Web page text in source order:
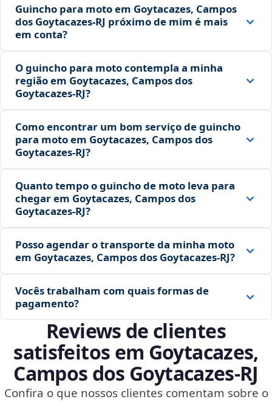
Guincho para moto em Goytacazes, Campos
dos Goytacazes‑RJ próximo de mim é mais
em conta?
O guincho para moto contempla a minha
região em Goytacazes, Campos dos
Goytacazes‑RJ?
Como encontrar um bom serviço de guincho
para moto em Goytacazes, Campos dos
Goytacazes‑RJ?
Quanto tempo o guincho de moto leva para
chegar em Goytacazes, Campos dos
Goytacazes‑RJ?
Posso agendar o transporte da minha moto
em Goytacazes, Campos dos Goytacazes‑RJ?
Vocês trabalham com quais formas de
pagamento?
Reviews de clientes
satisfeitos em Goytacazes,
Campos dos Goytacazes‑RJ
Confira o que nossos clientes comentam sobre o